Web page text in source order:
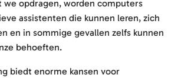
we opdragen, worden computers
assistenten die kunnen leren, zich
en in sommige gevallen zelfs kunnen
behoeften.
biedt enorme kansen voor